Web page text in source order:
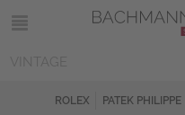
ROLEX PATEK PHILIPPE